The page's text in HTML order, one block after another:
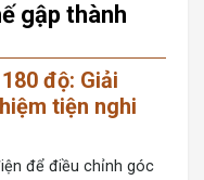
gập thành
độ: Giải
tiện nghi
để điều chỉnh góc